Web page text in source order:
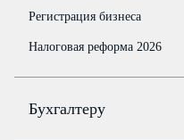
Регистрация бизнеса
Налоговая реформа 2026
Бухгалтеру